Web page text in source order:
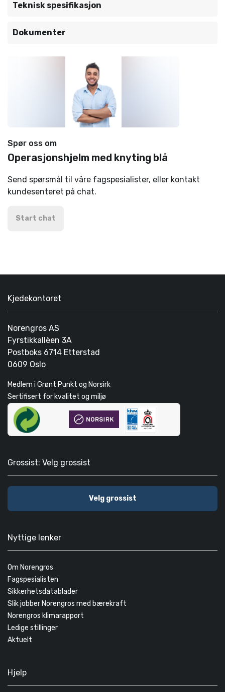
Teknisk spesifikasjon
Dokumenter
Spør oss om
Operasjonshjelm med knyting blå
Send spørsmål til våre fagspesialister, eller kontakt
kundesenteret på chat.
Start chat
Kjedekontoret
Norengros AS
Fyrstikkallèen 3A
Postboks 6714 Etterstad
0609 Oslo
Medlem i Grønt Punkt og Norsirk
Sertifisert for kvalitet og miljø
Grossist: Velg grossist
Velg grossist
Nyttige lenker
Om Norengros
Fagspesialisten
Sikkerhetsdatablader
Slik jobber Norengros med bærekraft
Norengros klimarapport
Ledige stillinger
Aktuelt
Hjelp